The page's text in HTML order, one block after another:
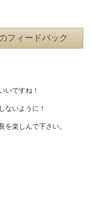
フィードバック
いですね！
ないように！
を楽しんで下さい。